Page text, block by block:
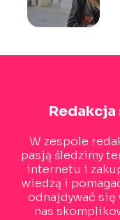
W zespole
pasją śledzimy
internetu i
wiedzą i
odnajdywać się
nas